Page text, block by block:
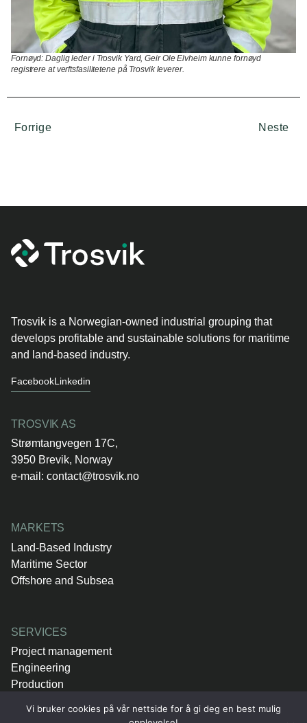
Fornøyd:Daglig leder i Trosvik Yard, Geir Ole Elvheim kunne fornøyd
registrere at verftsfasilitetene på Trosvik leverer.
Forrige Neste
Trosvik is a Norwegian-owned industrial grouping that
develops profitable and sustainable solutions for maritime
and land-based industry.
FacebookLinkedin
TROSVIK AS
Strømtangvegen 17C,
3950 Brevik, Norway
e-mail: contact@trosvik.no
MARKETS
Land-Based Industry
Maritime Sector
Offshore and Subsea
SERVICES
Project management
Engineering
Production
Vi bruker cookies på vår nettside for å gi deg en best mulig